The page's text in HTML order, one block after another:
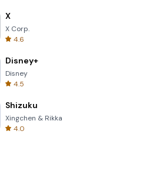
Four Colors
X
X Corp.
4.6
Disney+
Disney
4.5
Shizuku
Xingchen & Rikka
4.0